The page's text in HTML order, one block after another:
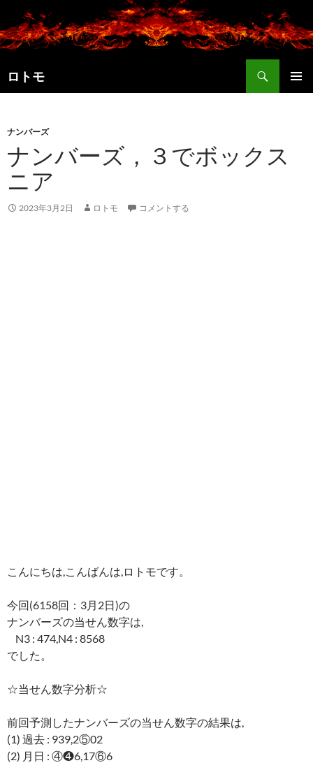
ン
テ
ツ
へ
プ
ロトモ
索
ナンバーズ
ナンバーズ，３でボックス
ニア
2023年3月2日 ロトモ コメントする
こんにちは,こんばんは,ロトモです。
今回(6158回：3月2日)の
ナンバーズの当せん数字は,
N3 : 474,N4 : 8568
でした。
☆当せん数字分析☆
前回予測したナンバーズの当せん数字の結果は,
(1) 過去 : 939,2⑤02
(2) 月日 : ④❹6,17⑥6